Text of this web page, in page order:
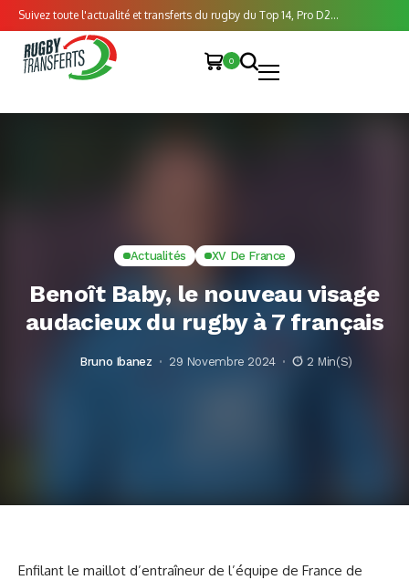
Suivez toute l'actualité et transferts du rugby du Top 14, Pro D2...
0
Actualités XV De France
Benoît Baby, le nouveau visage
audacieux du rugby à 7 français
Bruno Ibanez 29 Novembre 2024 2 Min(s)
Enfilant le maillot d’entraîneur de l’équipe de France de